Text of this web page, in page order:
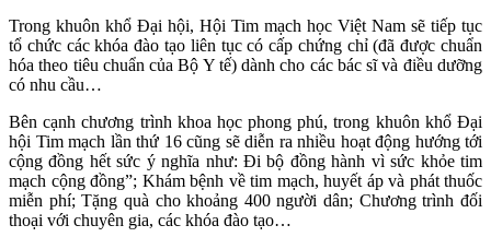
Trong khuôn khổ Đại hội, Hội Tim mạch học Việt Nam sẽ tiếp tục
tổ chức các khóa đào tạo liên tục có cấp chứng chỉ (đã được chuẩn
hóa theo tiêu chuẩn của Bộ Y tế) dành cho các bác sĩ và điều dưỡng
có nhu cầu…
Bên cạnh chương trình khoa học phong phú, trong khuôn khổ Đại
hội Tim mạch lần thứ 16 cũng sẽ diễn ra nhiều hoạt động hướng tới
cộng đồng hết sức ý nghĩa như: Đi bộ đồng hành vì sức khỏe tim
mạch cộng đồng”; Khám bệnh về tim mạch, huyết áp và phát thuốc
miễn phí; Tặng quà cho khoảng 400 người dân; Chương trình đối
thoại với chuyên gia, các khóa đào tạo…